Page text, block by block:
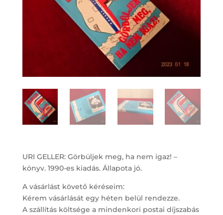
URI GELLER: Görbüljek meg, ha nem igaz! –
könyv. 1990-es kiadás. Állapota jó.
A vásárlást követő kéréseim:
Kérem vásárlását egy héten belül rendezze.
A szállítás költsége a mindenkori postai díjszabás